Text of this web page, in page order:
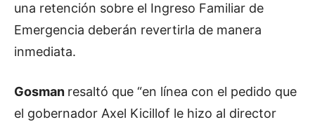
una retención sobre el Ingreso Familiar de
Emergencia deberán revertirla de manera
inmediata.
Gosman resaltó que “en línea con el pedido que
el gobernador Axel Kicillof le hizo al director